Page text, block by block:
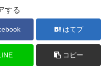
する
はてブ
コピー